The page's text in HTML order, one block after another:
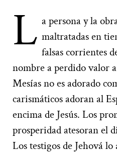
L a persona y la
maltratadas en
falsas corrientes
nombre a perdido valor
Mesías no es adorado
carismáticos adoran al
encima de Jesús. Los
prosperidad atesoran el
Los testigos de Jehová